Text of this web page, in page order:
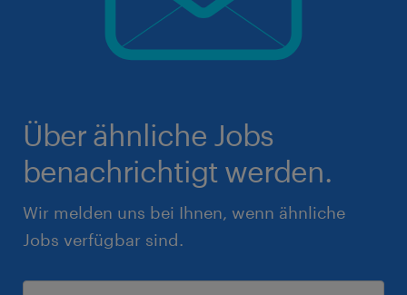
Über ähnliche Jobs
benachrichtigt werden.
Wir melden uns bei Ihnen, wenn ähnliche
Jobs verfügbar sind.